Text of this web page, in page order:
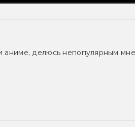
аниме, делюсь непопулярным